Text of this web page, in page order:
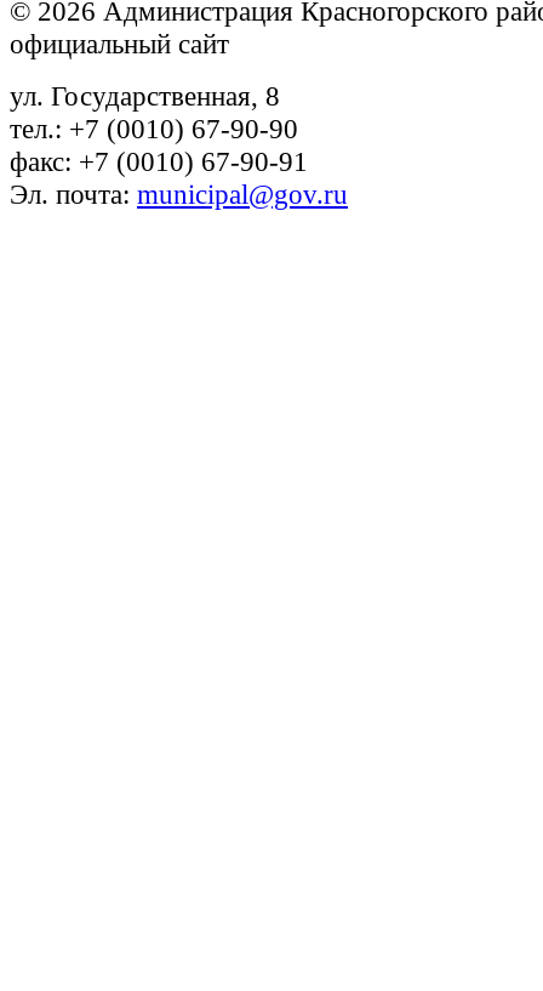
© 2026 Администрация Красногорского
официальный сайт
ул. Государственная, 8
тел.: +7 (0010) 67-90-90
факс: +7 (0010) 67-90-91
Эл. почта: municipal@gov.ru